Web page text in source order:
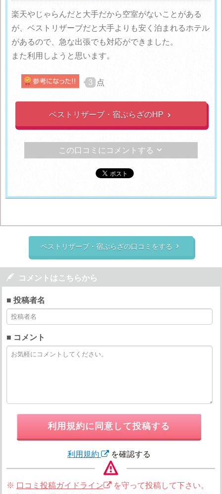
楽天やじゃらんだと大手だから空室がないことがある
が、ベストリザーブだと大手よりも安く泊まれるホテル
があるので、急な出張でも対応ができました。
また利用しようと思います。
3 点
ベストリザーブ・宿ぷらざのHP 
この口コミにコメントする 
ベストリザーブ・宿ぷらざの口コミをする 
 コメントはこちらから
■ 投稿者名
■ コメント
利用規約に同意して投稿する
利用規約 を確認する
※ 口コミ投稿ガイドライン
を守って投稿して下さい。